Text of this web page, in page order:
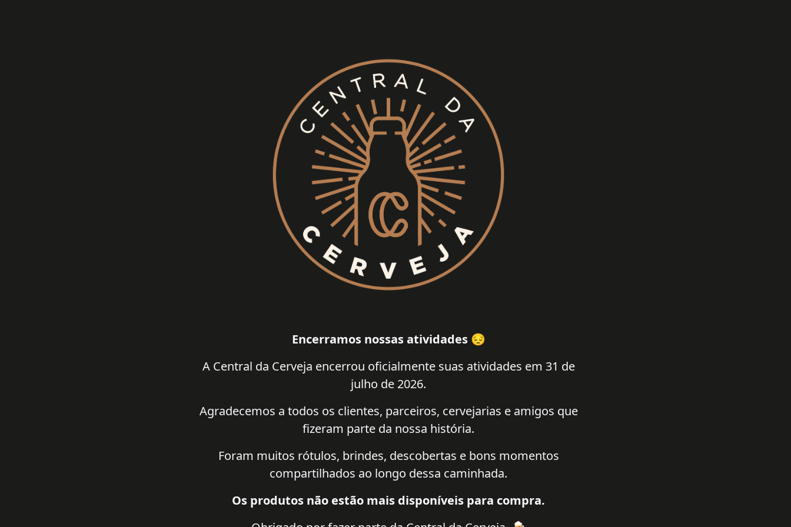
Encerramos nossas atividades 😔
A Central da Cerveja encerrou oficialmente suas atividades em 31 de
julho de 2026.
Agradecemos a todos os clientes, parceiros, cervejarias e amigos que
fizeram parte da nossa história.
Foram muitos rótulos, brindes, descobertas e bons momentos
compartilhados ao longo dessa caminhada.
Os produtos não estão mais disponíveis para compra.